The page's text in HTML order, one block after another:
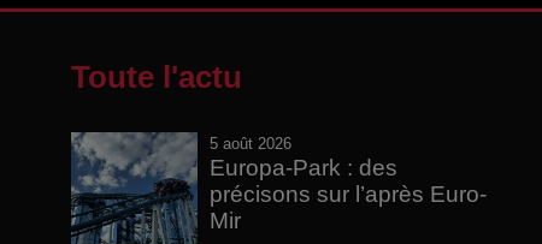
Toute l'actu
5 août 2026
Europa-Park : des
précisons sur l’après Euro-
Mir